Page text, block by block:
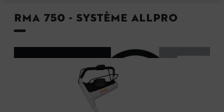
RMA 750 - Système ALLPRO